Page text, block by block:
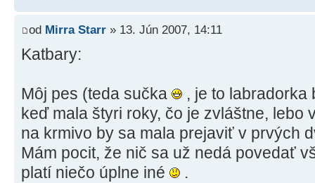
od Mirra Starr » 13. Jún 2007, 14:11
Katbary:
Môj pes (teda sučka
, je to labradorka
keď mala štyri roky, čo je zvláštne, lebo
na krmivo by sa mala prejaviť v prvých
Mám pocit, že nič sa už nedá povedať
platí niečo úplne iné
.